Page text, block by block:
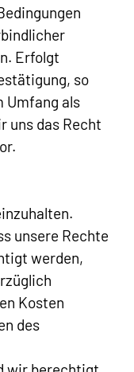
Erfolgt
so
Umfang als
uns das Recht
unsere Rechte
werden,
Kosten
des